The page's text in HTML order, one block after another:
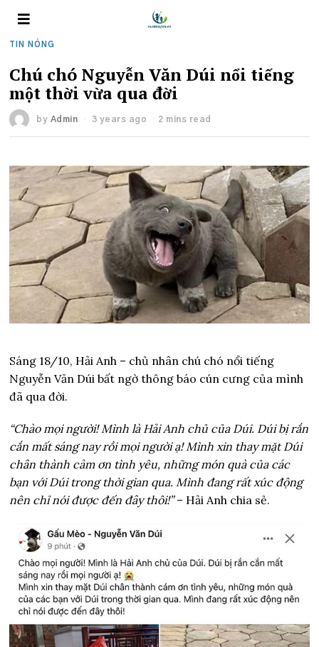
TIN NÓNG
Chú chó Nguyễn Văn Dúi nổi tiếng
một thời vừa qua đời
by Admin 3 years ago 2 mins read
Sáng 18/10, Hải Anh – chủ nhân chú chó nổi tiếng
Nguyễn Văn Dúi bất ngờ thông báo cún cưng của mình
đã qua đời.
“Chào mọi người! Mình là Hải Anh chủ của Dúi. Dúi bị rắn
cắn mất sáng nay rồi mọi người ạ! Mình xin thay mặt Dúi
chân thành cảm ơn tình yêu, những món quà của các
bạn với Dúi trong thời gian qua. Mình đang rất xúc động
nên chỉ nói được đến đây thôi!”– Hải Anh chia sẻ.